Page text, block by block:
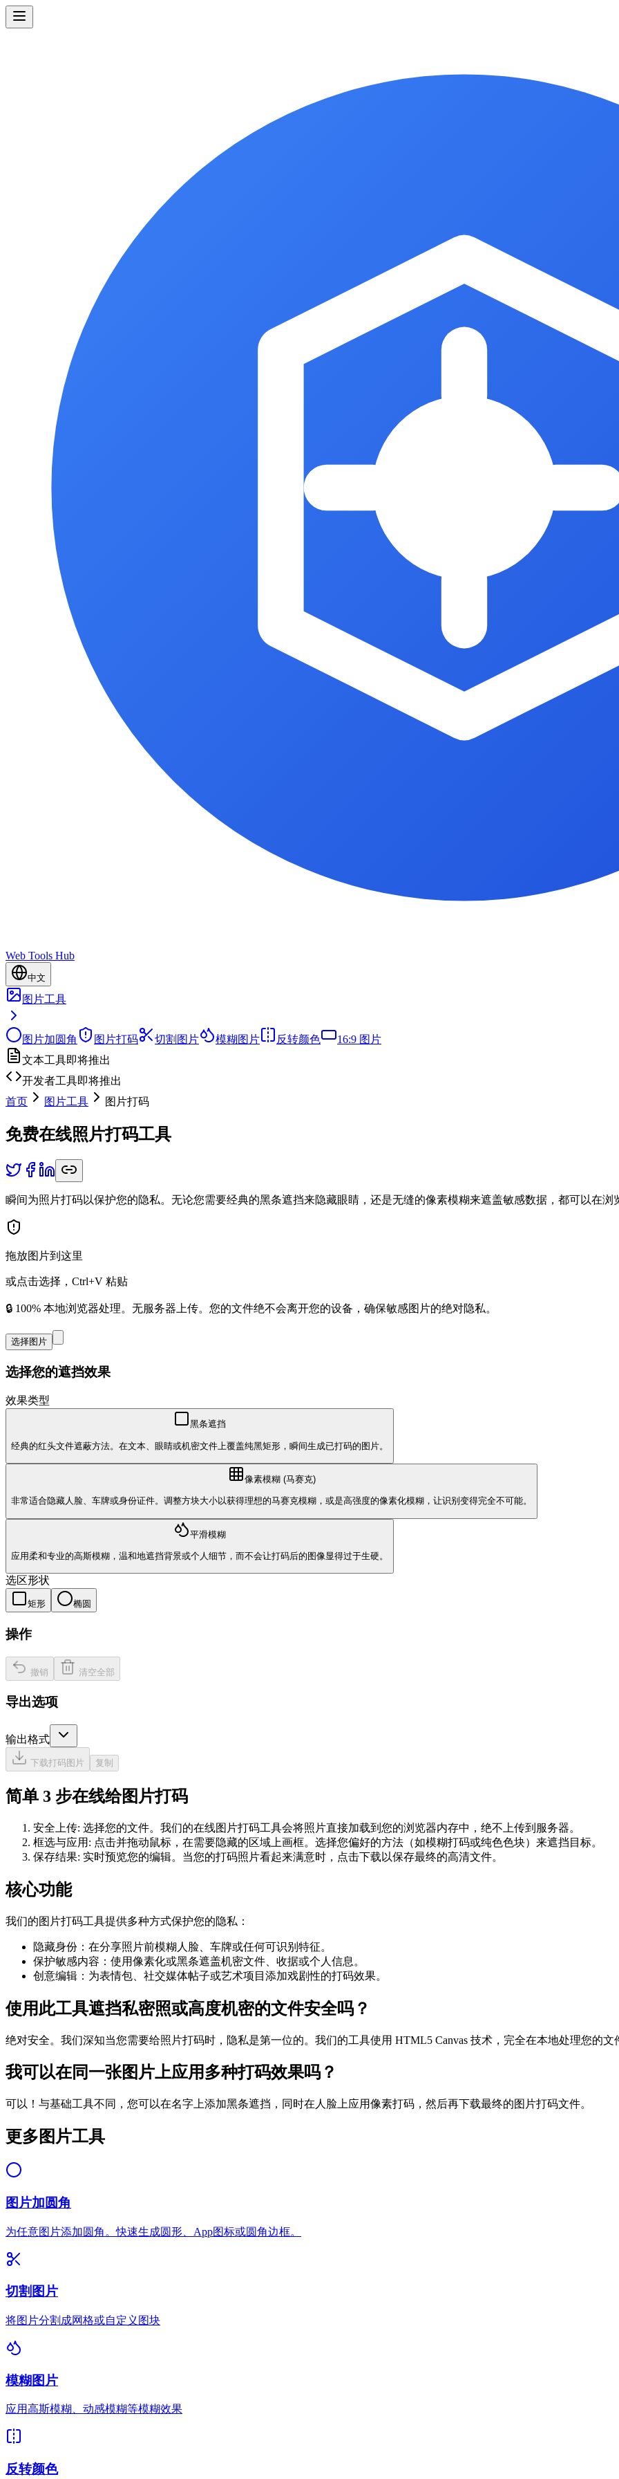
Web Tools Hub
中文
图片工具
图片加圆角 图片打码 切割图片 模糊图片 反转颜色
16:9 图片
文本工具即将推出
开发者工具即将推出
首页
图片工具 图片打码
免费在线照片打码工具
瞬间为照片打码以保护您的隐私。无论您需要经典的黑条遮挡来隐藏眼睛，还是无缝的像素模糊来遮盖敏感数据，都可以在浏
拖放图片到这里
或点击选择，Ctrl+V 粘贴
🔒 100% 本地浏览器处理。无服务器上传。您的文件绝不会离开您的设备，确保敏感图片的绝对隐私。
选择图片
选择您的遮挡效果
效果类型
黑条遮挡
经典的红头文件遮蔽方法。在文本、眼睛或机密文件上覆盖纯黑矩形，瞬间生成已打码的图片。
像素模糊 (马赛克)
非常适合隐藏人脸、车牌或身份证件。调整方块大小以获得理想的马赛克模糊，或是高强度的像素化模糊，让识别变得完全不可能。
平滑模糊
应用柔和专业的高斯模糊，温和地遮挡背景或个人细节，而不会让打码后的图像显得过于生硬。
选区形状
矩形 椭圆
操作
撤销 清空全部
导出选项
输出格式
下载打码图片 复制
简单 3 步在线给图片打码
安全上传: 选择您的文件。我们的在线图片打码工具会将照片直接加载到您的浏览器内存中，绝不上传到服务器。
框选与应用: 点击并拖动鼠标，在需要隐藏的区域上画框。选择您偏好的方法（如模糊打码或纯色色块）来遮挡目标。
保存结果: 实时预览您的编辑。当您的打码照片看起来满意时，点击下载以保存最终的高清文件。
核心功能
我们的图片打码工具提供多种方式保护您的隐私：
隐藏身份：在分享照片前模糊人脸、车牌或任何可识别特征。
保护敏感内容：使用像素化或黑条遮盖机密文件、收据或个人信息。
创意编辑：为表情包、社交媒体帖子或艺术项目添加戏剧性的打码效果。
使用此工具遮挡私密照或高度机密的文件安全吗？
绝对安全。我们深知当您需要给照片打码时，隐私是第一位的。我们的工具使用 HTML5 Canvas 技术，完全在本地处理您的文
我可以在同一张图片上应用多种打码效果吗？
可以！与基础工具不同，您可以在名字上添加黑条遮挡，同时在人脸上应用像素打码，然后再下载最终的图片打码文件。
更多图片工具
图片加圆角
为任意图片添加圆角。快速生成圆形、App图标或圆角边框。
切割图片
将图片分割成网格或自定义图块
模糊图片
应用高斯模糊、动感模糊等模糊效果
反转颜色